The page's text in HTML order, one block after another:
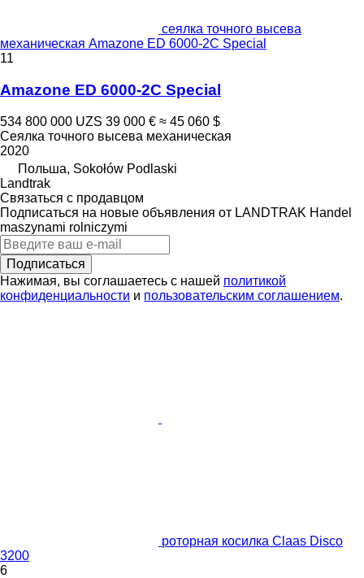
сеялка точного высева
механическая Amazone ED 6000-2C Special
11
Amazone ED 6000-2C Special
534 800 000 UZS 39 000 € ≈ 45 060 $
Сеялка точного высева механическая
2020
Польша, Sokołów Podlaski
Landtrak
Связаться с продавцом
Подписаться на новые объявления от LANDTRAK Handel
maszynami rolniczymi
Подписаться
Нажимая, вы соглашаетесь с нашей политикой
конфиденциальности и пользовательским соглашением.
роторная косилка Claas Disco
3200
6